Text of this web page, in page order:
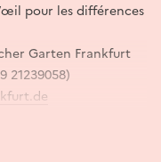
pour les différences
Garten Frankfurt
21239058)